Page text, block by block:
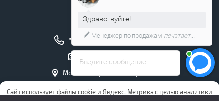
+7 (495) 211-17-04
Москва, Чермянский проезд, д. 7
Интернет магазин Упонор
Сайт использует файлы cookie и Яндекс. Метрика с целью аналитики
Введите сообщение
Здравствуйте!
Менеджер по продажам печатает...